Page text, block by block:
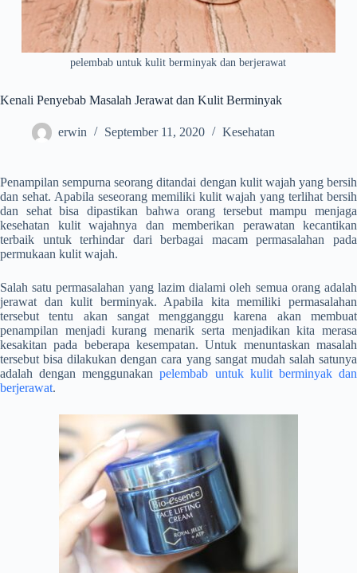
pelembab untuk kulit berminyak dan berjerawat
Kenali Penyebab Masalah Jerawat dan Kulit Berminyak
erwin September 11, 2020 Kesehatan
Penampilan sempurna seorang ditandai dengan kulit wajah yang bersih
dan sehat. Apabila seseorang memiliki kulit wajah yang terlihat bersih
dan sehat bisa dipastikan bahwa orang tersebut mampu menjaga
kesehatan kulit wajahnya dan memberikan perawatan kecantikan
terbaik untuk terhindar dari berbagai macam permasalahan pada
permukaan kulit wajah.
Salah satu permasalahan yang lazim dialami oleh semua orang adalah
jerawat dan kulit berminyak. Apabila kita memiliki permasalahan
tersebut tentu akan sangat mengganggu karena akan membuat
penampilan menjadi kurang menarik serta menjadikan kita merasa
kesakitan pada beberapa kesempatan. Untuk menuntaskan masalah
tersebut bisa dilakukan dengan cara yang sangat mudah salah satunya
adalah dengan menggunakanpelembab untuk kulit berminyak dan
berjerawat.